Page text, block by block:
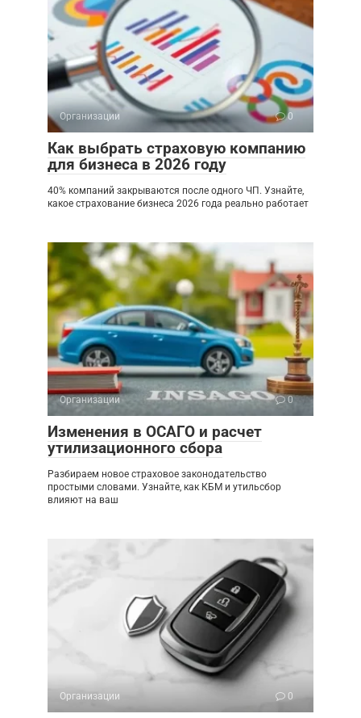
Организации 0
Как выбрать страховую компанию
для бизнеса в 2026 году
40% компаний закрываются после одного ЧП. Узнайте,
какое страхование бизнеса 2026 года реально работает
Организации 0
Изменения в ОСАГО и расчет
утилизационного сбора
Разбираем новое страховое законодательство
простыми словами. Узнайте, как КБМ и утильсбор
влияют на ваш
Организации 0